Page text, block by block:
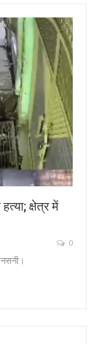
क्षेत्र में
0